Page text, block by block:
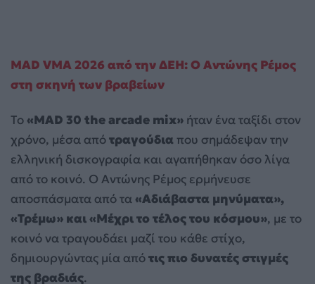
MAD VMA 2026 από την ΔΕΗ: Ο Αντώνης Ρέμος
στη σκηνή των βραβείων
Το«MAD 30 the arcade mix» ήταν ένα ταξίδι στον
χρόνο, μέσα απότραγούδια που σημάδεψαν την
ελληνική δισκογραφία και αγαπήθηκαν όσο λίγα
από το κοινό. Ο Αντώνης Ρέμος ερμήνευσε
αποσπάσματα από τα«Αδιάβαστα μηνύματα»,
«Τρέμω» και «Μέχρι το τέλος του κόσμου», με το
κοινό να τραγουδάει μαζί του κάθε στίχο,
δημιουργώντας μία απότις πιο δυνατές στιγμές
της βραδιάς.